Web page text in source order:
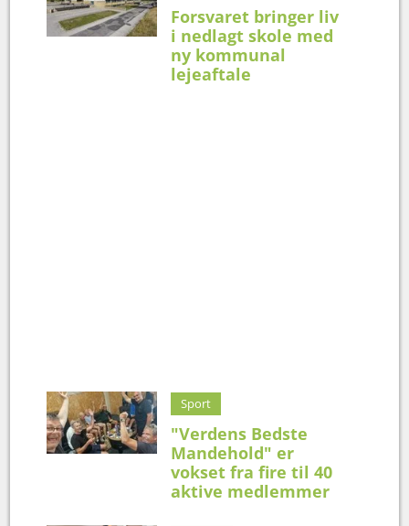
Forsvaret bringer liv
i nedlagt skole med
ny kommunal
lejeaftale
Sport
"Verdens Bedste
Mandehold" er
vokset fra fire til 40
aktive medlemmer